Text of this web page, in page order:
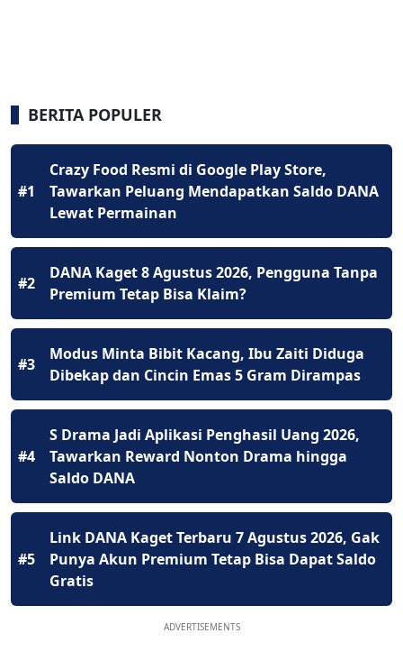
BERITA POPULER
#1
Crazy Food Resmi di Google Play Store,
Tawarkan Peluang Mendapatkan Saldo DANA
Lewat Permainan
#2
DANA Kaget 8 Agustus 2026, Pengguna Tanpa
Premium Tetap Bisa Klaim?
#3
Modus Minta Bibit Kacang, Ibu Zaiti Diduga
Dibekap dan Cincin Emas 5 Gram Dirampas
#4
S Drama Jadi Aplikasi Penghasil Uang 2026,
Tawarkan Reward Nonton Drama hingga
Saldo DANA
#5
Link DANA Kaget Terbaru 7 Agustus 2026, Gak
Punya Akun Premium Tetap Bisa Dapat Saldo
Gratis
ADVERTISEMENTS